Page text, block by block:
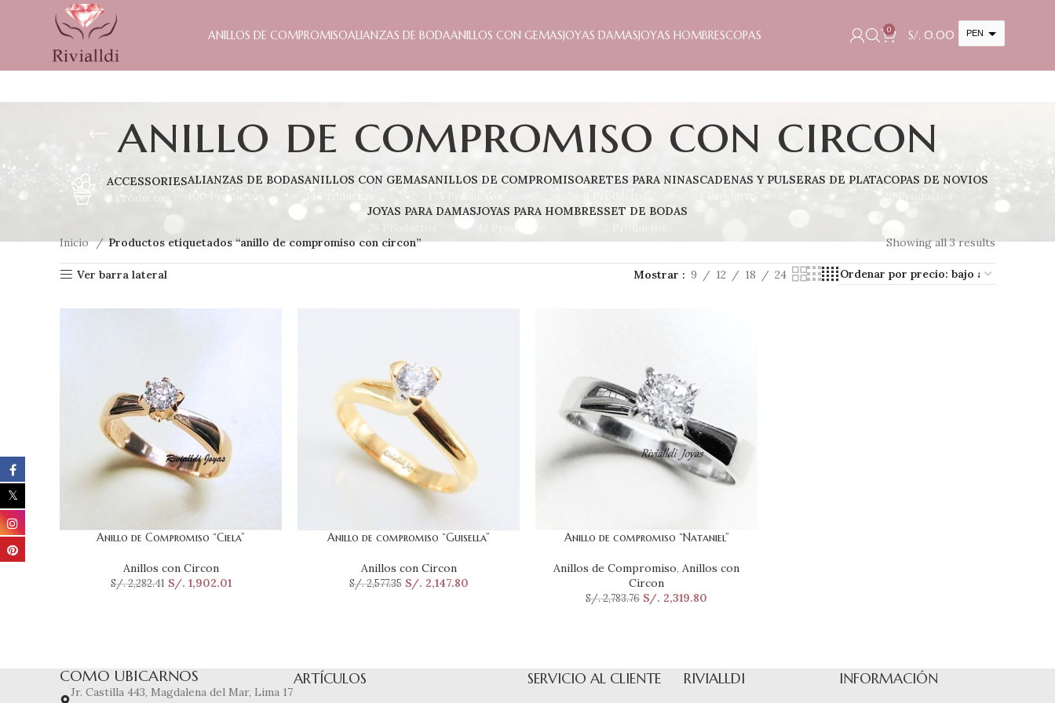
ANILLOS DE COMPROMISOALIANZAS DE BODAANILLOS CON GEMASJOYAS DAMASJOYAS HOMBRESCOPAS 0 S/. 0.00 PEN
cambiar la tasa y esta descripción a los valores correctos
anillo de compromiso con circon
ACCESSORIES
2 Productos
ALIANZAS DE BODAS
100 Productos
ANILLOS CON GEMASANILLOS DE COMPROMISOARETES PARA NINASCADENAS Y PULSERAS DE PLATACOPAS DE NOVIOS
JOYAS PARA DAMASJOYAS PARA HOMBRESSET DE BODAS
Inicio
Productos etiquetados “anillo de compromiso con circon” Showing all 3 results
Ver barra lateral Mostrar 9 12 18 24
SELECCIONAR OPCIONES
Anillo de Compromiso “Ciela”
Anillos con Circon
S/.2,282.41 S/. 1,902.01
SELECCIONAR OPCIONES
Anillo de compromiso “Guisella”
Anillos con Circon
S/.2,577.35 S/. 2,147.80
SELECCIONAR OPCIONES
Anillo de compromiso “Nataniel”
Anillos de Compromiso, Anillos con
Circon
S/.2,783.76 S/. 2,319.80
COMO UBICARNOS
Jr. Castilla 443, Magdalena del Mar, Lima 17
ARTÍCULOS SERVICIO AL CLIENTE RIVIALLDI INFORMACIÓN